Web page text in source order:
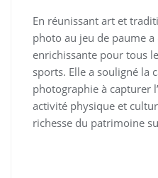
En réunissant art et
photo au jeu de paume
enrichissante pour tous
sports. Elle a souligné la
photographie à capturer
activité physique et
richesse du patrimoine